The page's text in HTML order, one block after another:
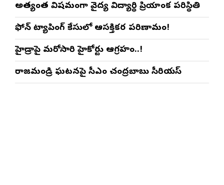
అత్యంత విషమంగా వైద్య విద్యార్థిని ప్రియాంక పరిస్థితి
ఫోన్ ట్యాపింగ్ కేసులో ఆసక్తికర పరిణామం!
హైడ్రాపై మరోసారి హైకోర్టు ఆగ్రహం..!
రాజమండ్రి ఘటనపై సీఎం చంద్రబాబు సీరియస్